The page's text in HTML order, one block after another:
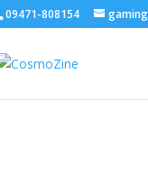
09471-808154